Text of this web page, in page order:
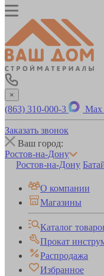
×
(863) 310-000-3 Max
Заказать звонок
Ваш город:
Ростов-на-Дону
Ростов-на-Дону
О компании
Магазины
Каталог
Прокат
Распродажа
Избранное